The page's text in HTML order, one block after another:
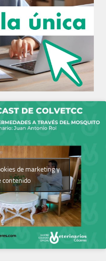
de marketing y
contenido